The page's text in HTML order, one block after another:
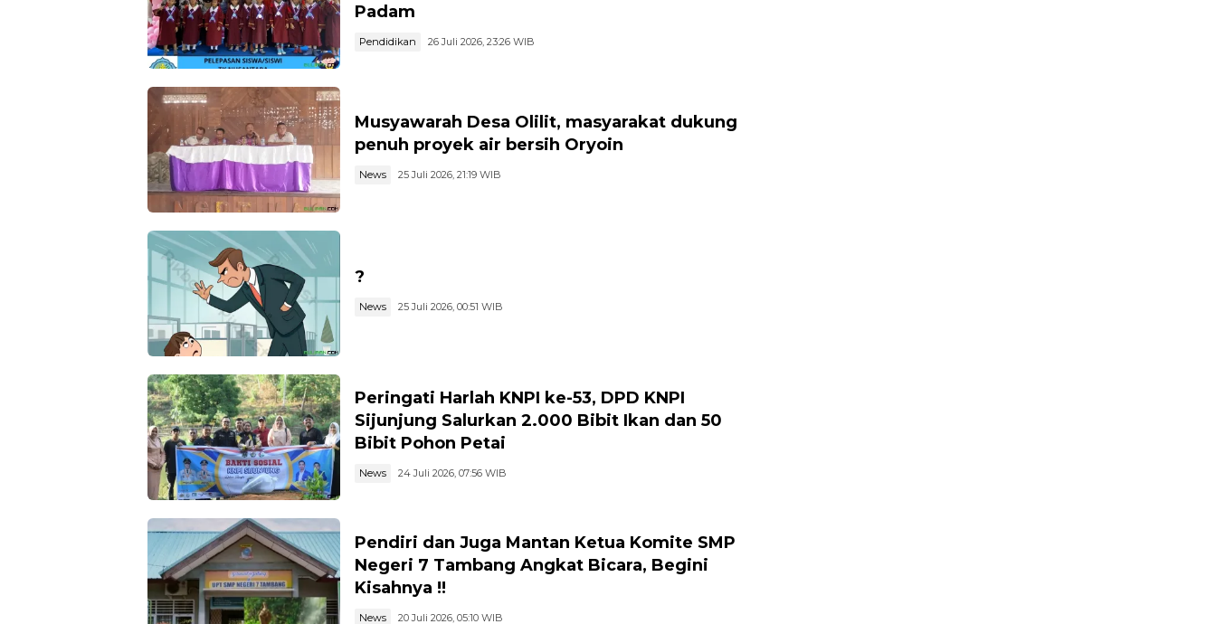
Padam
Pendidikan 26 Juli 2026, 23:26 WIB
Musyawarah Desa Olilit, masyarakat dukung
penuh proyek air bersih Oryoin
News 25 Juli 2026, 21:19 WIB
?
News 25 Juli 2026, 00:51 WIB
Peringati Harlah KNPI ke-53, DPD KNPI
Sijunjung Salurkan 2.000 Bibit Ikan dan 50
Bibit Pohon Petai
News 24 Juli 2026, 07:56 WIB
Pendiri dan Juga Mantan Ketua Komite SMP
Negeri 7 Tambang Angkat Bicara, Begini
Kisahnya !!
News 20 Juli 2026, 05:10 WIB